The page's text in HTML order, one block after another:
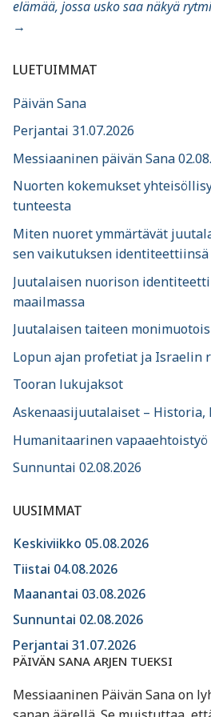
elämää, jossa usko saa näkyä
→
LUETUIMMAT
Päivän Sana
Perjantai 31.07.2026
Messiaaninen päivän Sana
Nuorten kokemukset
tunteesta
Miten nuoret ymmärtävät
sen vaikutuksen identiteettiinsä
Juutalaisen nuorison
maailmassa
Juutalaisen taiteen
Lopun ajan profetiat ja Israelin
Tooran lukujaksot
Askenaasijuutalaiset –
Humanitaarinen
Sunnuntai 02.08.2026
UUSIMMAT
Keskiviikko 05.08.2026
Tiistai 04.08.2026
Maanantai 03.08.2026
Sunnuntai 02.08.2026
Perjantai 31.07.2026
PÄIVÄN SANA ARJEN TUEKSI
Messiaaninen Päivän Sana on